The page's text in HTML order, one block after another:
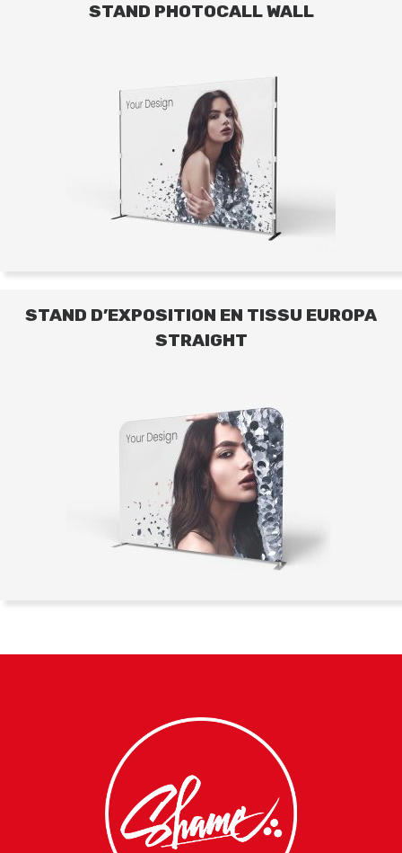
STAND PHOTOCALL WALL
STAND D’EXPOSITION EN TISSU EUROPA
STRAIGHT